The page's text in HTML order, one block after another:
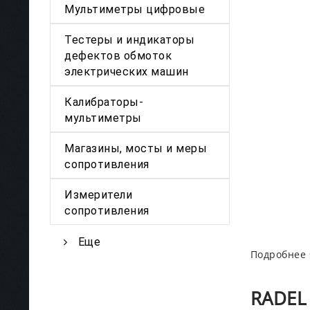
Мультиметры цифровые
Тестеры и индикаторы
дефектов обмоток
электрических машин
Калибраторы-
мультиметры
Магазины, мосты и меры
сопротивления
Измерители
сопротивления
Еще
Подробнее